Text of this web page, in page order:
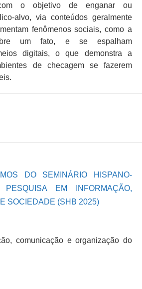
com o objetivo de enganar ou
alvo, via conteúdos geralmente
fenômenos sociais, como a
um fato, e se espalham
digitais, o que demonstra a
de checagem se fazerem
DO SEMINÁRIO HISPANO-
EM INFORMAÇÃO,
SOCIEDADE (SHB 2025)
comunicação e organização do